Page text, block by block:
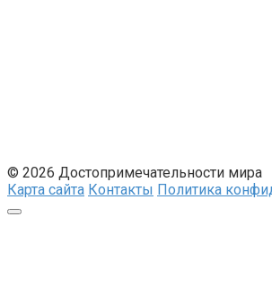
© 2026 Достопримечательности мира
Карта сайта Контакты Политика